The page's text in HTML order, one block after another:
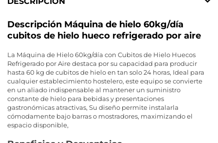
Descripción Máquina de hielo 60kg/día
cubitos de hielo hueco refrigerado por aire
La Máquina de Hielo 60kg/día con Cubitos de Hielo Huecos
Refrigerado por Aire destaca por su capacidad para producir
hasta 60 kg de cubitos de hielo en tan solo 24 horas, Ideal para
cualquier establecimiento hostelero, este equipo se convierte
en un aliado indispensable al mantener un suministro
constante de hielo para bebidas y presentaciones
gastronómicas atractivas, Su diseño permite instalarla
cómodamente bajo barras o mostradores, maximizando el
espacio disponible,